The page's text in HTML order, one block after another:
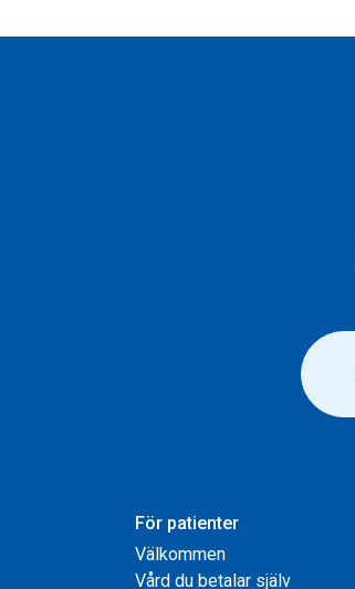
För patienter
Välkommen
Vård du betalar själv